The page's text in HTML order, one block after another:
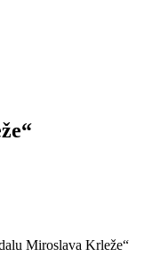
Miroslava Krleže“